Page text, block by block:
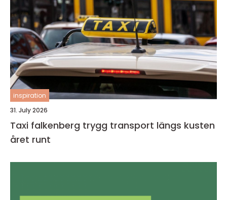
inspiration
31. July 2026
Taxi falkenberg trygg transport längs kusten
året runt